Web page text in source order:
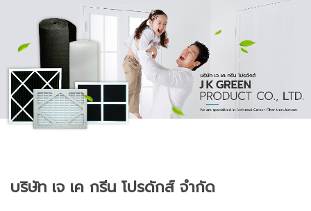
บริษัท เจ เค กรีน โปรดักส์ จํากัด